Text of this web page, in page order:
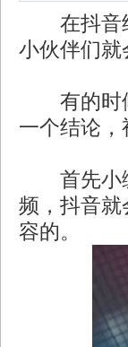
在抖音经
小伙伴们就
有的时候
一个结论
首先小编
频，抖音就
容的。